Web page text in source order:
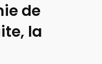
de
la